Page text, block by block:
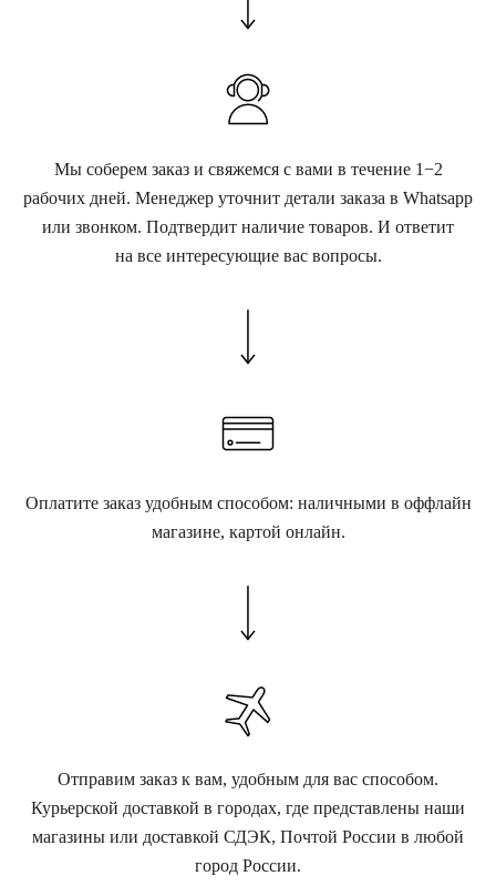
Мы соберем заказ и свяжемся с вами в течение 1−2
рабочих дней. Менеджер уточнит детали заказа в Whatsapp
или звонком. Подтвердит наличие товаров. И ответит
на все интересующие вас вопросы.
Оплатите заказ удобным способом: наличными в оффлайн
магазине, картой онлайн.
Отправим заказ к вам, удобным для вас способом.
Курьерской доставкой в городах, где представлены наши
магазины или доставкой СДЭК, Почтой России в любой
город России.